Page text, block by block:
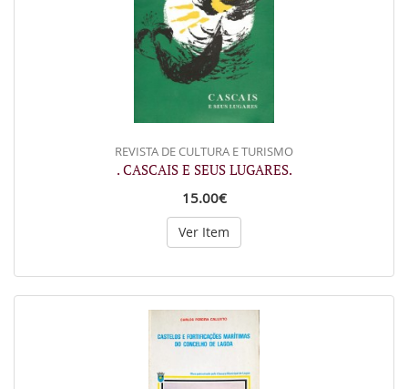
REVISTA DE CULTURA E TURISMO
. CASCAIS E SEUS LUGARES.
15.00€
Ver Item